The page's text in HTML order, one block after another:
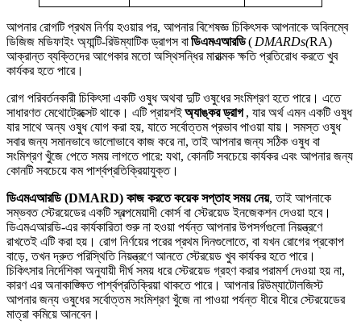
আপনার রোগটি প্রথম নির্ণয় হওয়ার পর, আপনার বিশেষজ্ঞ চিকিৎসক আপনাকে অবিলম্বে
ডিজিজ মডিফাইং অ্যান্টি-রিউম্যাটিক ড্রাগস বাডিএমএআরডি( DMARDs(RA)
আক্রান্ত ব্যক্তিদের আগেকার মতো অস্থিসন্ধির মারাত্মক ক্ষতি প্রতিরোধ করতে খুব
কার্যকর হতে পারে।
রোগ পরিবর্তনকারী চিকিৎসা একটি ওষুধ অথবা দুটি ওষুধের সংমিশ্রণ হতে পারে। এতে
সাধারণত মেথোট্রেক্সেট থাকে। এটি প্রায়শইঅ্যাঙ্কর ড্রাগ, যার অর্থ এমন একটি ওষুধ
যার সাথে অন্য ওষুধ যোগ করা হয়, যাতে সর্বোত্তম প্রভাব পাওয়া যায়। সমস্ত ওষুধ
সবার জন্য সমানভাবে ভালোভাবে কাজ করে না, তাই আপনার জন্য সঠিক ওষুধ বা
সংমিশ্রণ খুঁজে পেতে সময় লাগতে পারে: যথা, কোনটি সবচেয়ে কার্যকর এবং আপনার জন্য
কোনটি সবচেয়ে কম পার্শ্বপ্রতিক্রিয়াযুক্ত।
ডিএমএআরডি (DMARD) কাজ করতে কয়েক সপ্তাহ সময় নেয়, তাই আপনাকে
সম্ভবত স্টেরয়েডের একটি স্বল্পমেয়াদী কোর্স বা স্টেরয়েড ইনজেকশন দেওয়া হবে।
ডিএমএআরডি-এর কার্যকারিতা শুরু না হওয়া পর্যন্ত আপনার উপসর্গগুলো নিয়ন্ত্রণে
রাখতেই এটি করা হয়। রোগ নির্ণয়ের পরের প্রথম দিনগুলোতে, বা যখন রোগের প্রকোপ
বাড়ে, তখন দ্রুত পরিস্থিতি নিয়ন্ত্রণে আনতে স্টেরয়েড খুব কার্যকর হতে পারে।
চিকিৎসার নির্দেশিকা অনুযায়ী দীর্ঘ সময় ধরে স্টেরয়েড গ্রহণ করার পরামর্শ দেওয়া হয় না,
কারণ এর অনাকাঙ্ক্ষিত পার্শ্বপ্রতিক্রিয়া থাকতে পারে। আপনার রিউম্যাটোলজিস্ট
আপনার জন্য ওষুধের সর্বোত্তম সংমিশ্রণ খুঁজে না পাওয়া পর্যন্ত ধীরে ধীরে স্টেরয়েডের
মাত্রা কমিয়ে আনবেন।